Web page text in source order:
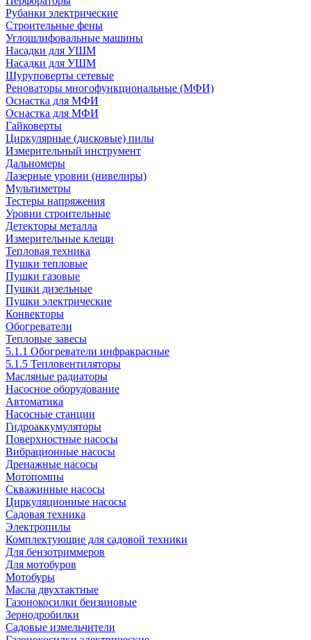
Рубанки электрические
Строительные фены
Углошлифовальные машины
Насадки для УШМ
Насадки для УШМ
Шуруповерты сетевые
Реноваторы многофункциональные (МФИ)
Оснастка для МФИ
Оснастка для МФИ
Гайковерты
Циркулярные (дисковые) пилы
Измерительный инструмент
Дальномеры
Лазерные уровни (нивелиры)
Мультиметры
Тестеры напряжения
Уровни строительные
Детекторы металла
Измерительные клещи
Тепловая техника
Пушки тепловые
Пушки газовые
Пушки дизельные
Пушки электрические
Конвекторы
Обогреватели
Тепловые завесы
5.1.1 Обогреватели инфракрасные
5.1.5 Тепловентиляторы
Масляные радиаторы
Насосное оборудование
Автоматика
Насосные станции
Гидроаккумуляторы
Поверхностные насосы
Вибрационные насосы
Дренажные насосы
Мотопомпы
Скважинные насосы
Циркуляционные насосы
Садовая техника
Электропилы
Комплектующие для садовой техники
Для бензотриммеров
Для мотобуров
Мотобуры
Масла двухтактные
Газонокосилки бензиновые
Зернодробилки
Садовые измельчители